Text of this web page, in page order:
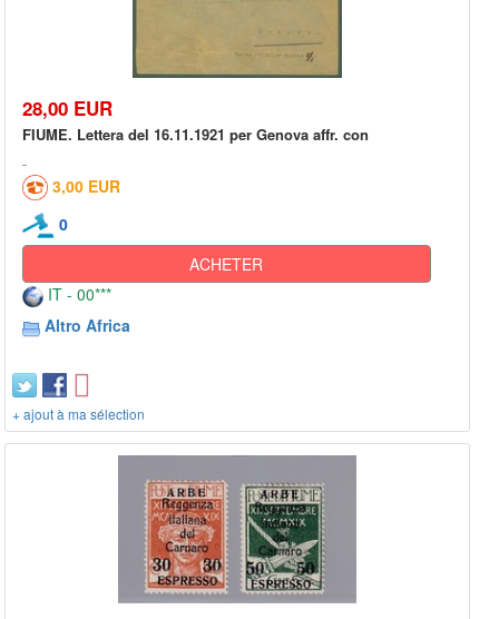
28,00 EUR
FIUME. Lettera del 16.11.1921 per Genova affr. con
3,00 EUR
0
ACHETER
IT - 00***
Altro Africa
+ ajout à ma sélection